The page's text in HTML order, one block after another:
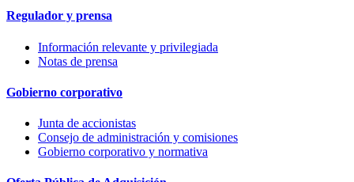
Regulador y prensa
Información relevante y privilegiada
Notas de prensa
Gobierno corporativo
Junta de accionistas
Consejo de administración y comisiones
Gobierno corporativo y normativa